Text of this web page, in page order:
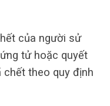
của người sử
tử hoặc quyết
chết theo quy định